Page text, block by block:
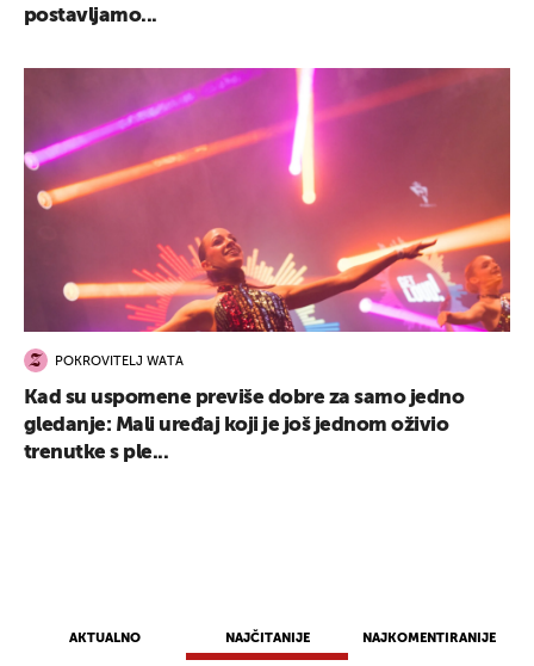
AKTUALNO NAJČITANIJE NAJKOMENTIRANIJE
postavljamo...
POKROVITELJ WATA
Kad su uspomene previše dobre za samo jedno
gledanje: Mali uređaj koji je još jednom oživio
trenutke s ple...